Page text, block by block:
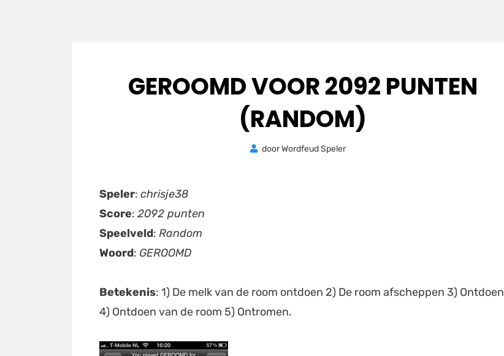
GEROOMD VOOR 2092 PUNTEN
(RANDOM)
doorWordfeud Speler
Speler: chrisje38
Score: 2092 punten
Speelveld: Random
Woord: GEROOMD
Betekenis: 1) De melk van de room ontdoen 2) De room afscheppen 3) Ontdoen
4) Ontdoen van de room 5) Ontromen.